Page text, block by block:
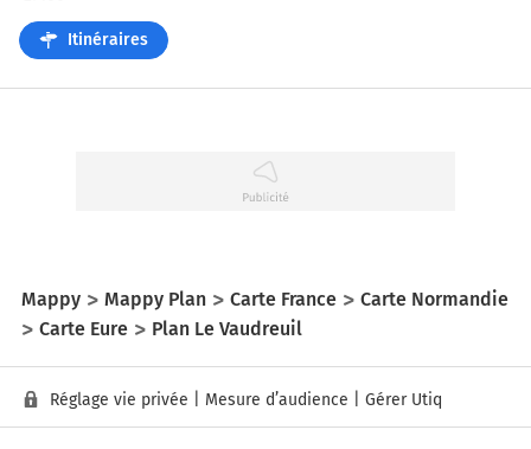
Itinéraires
Mappy Mappy Plan Carte France
Carte Normandie
Carte Eure
Plan Le Vaudreuil
Réglage vie privée Mesure d’audience Gérer Utiq